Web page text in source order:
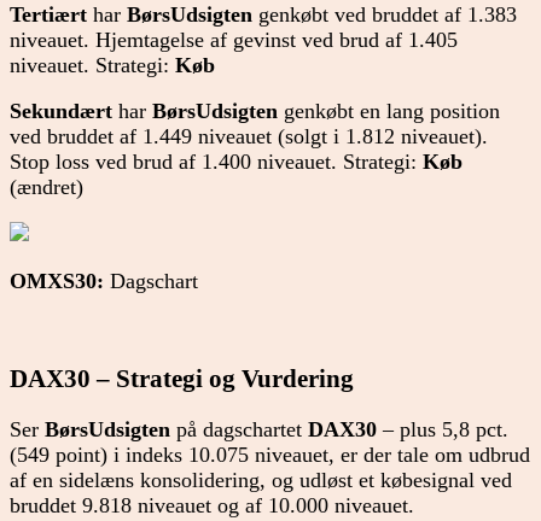
Tertiært har BørsUdsigten genkøbt ved bruddet af 1.383
niveauet. Hjemtagelse af gevinst ved brud af 1.405
niveauet. Strategi: Køb
Sekundært har BørsUdsigten genkøbt en lang position
ved bruddet af 1.449 niveauet (solgt i 1.812 niveauet).
Stop loss ved brud af 1.400 niveauet. Strategi: Køb
(ændret)
OMXS30: Dagschart
DAX30 – Strategi og Vurdering
Ser BørsUdsigten på dagschartet DAX30 – plus 5,8 pct.
(549 point) i indeks 10.075 niveauet, er der tale om udbrud
af en sidelæns konsolidering, og udløst et købesignal ved
bruddet 9.818 niveauet og af 10.000 niveauet.